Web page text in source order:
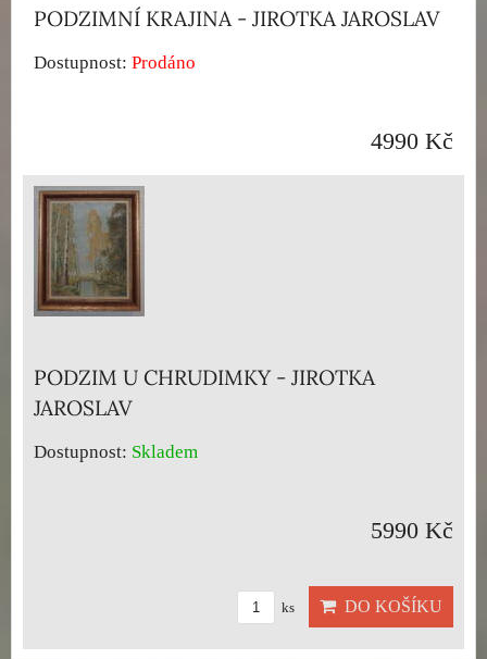
PODZIMNÍ KRAJINA - JIROTKA JAROSLAV
Dostupnost: Prodáno
4990 Kč
PODZIM U CHRUDIMKY - JIROTKA
JAROSLAV
Dostupnost: Skladem
5990 Kč
ks DO KOŠÍKU